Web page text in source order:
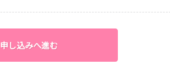
申し込みへ進む